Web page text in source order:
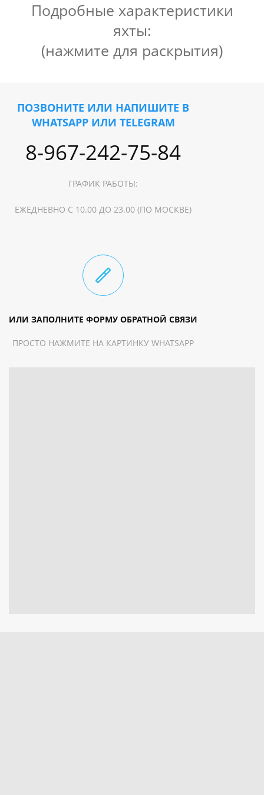
Подробные характеристики
яхты:
(нажмите для раскрытия)
Осадка: 1.5 м
Максимально пассажиров: 15 чел.
ПОЗВОНИТЕ ИЛИ НАПИШИТЕ В
WHATSAPP ИЛИ TELEGRAM
8-967-242-75-84
ГРАФИК РАБОТЫ:
ЕЖЕДНЕВНО С 10.00 ДО 23.00 (ПО МОСКВЕ)
ИЛИ ЗАПОЛНИТЕ ФОРМУ ОБРАТНОЙ СВЯЗИ
ПРОСТО НАЖМИТЕ НА КАРТИНКУ WHATSAPP